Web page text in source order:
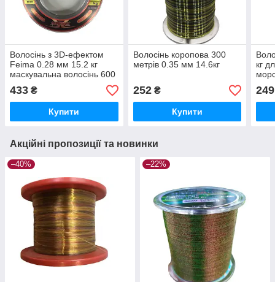
Волосінь з 3D-ефектом
Feima 0.28 мм 15.2 кг
маскувальна волосінь 600
м
433 ₴
Купити
Волосінь коропова 300
метрів 0.35 мм 14.6кг
252₴
Купити
кг
249
Акційні пропозиції та новинки
–40% –22%